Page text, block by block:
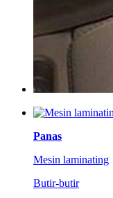
Panas
Mesin laminating
Butir-butir